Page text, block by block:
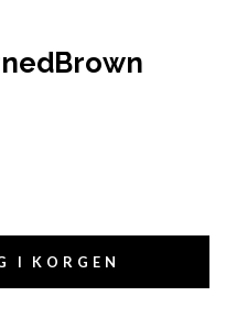
I KORGEN